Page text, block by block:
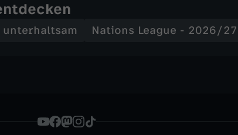
unterhaltsam Nations League - 2026/27